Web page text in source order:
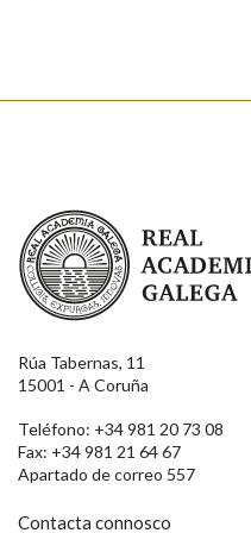
Real Academia Galega
Rúa Tabernas, 11
15001 - A Coruña
Teléfono: +34 981 20 73 08
Fax: +34 981 21 64 67
Apartado de correo 557
Contacta connosco